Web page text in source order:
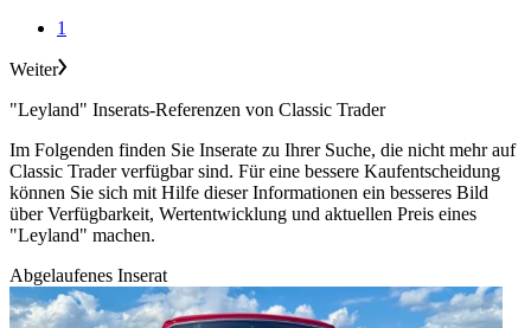
1
Weiter
"Leyland" Inserats-Referenzen von Classic Trader
Im Folgenden finden Sie Inserate zu Ihrer Suche, die nicht mehr auf
Classic Trader verfügbar sind. Für eine bessere Kaufentscheidung
können Sie sich mit Hilfe dieser Informationen ein besseres Bild
über Verfügbarkeit, Wertentwicklung und aktuellen Preis eines
"Leyland" machen.
Abgelaufenes Inserat